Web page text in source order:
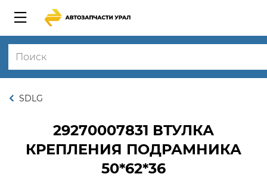
SDLG
29270007831 ВТУЛКА
КРЕПЛЕНИЯ ПОДРАМНИКА
50*62*36